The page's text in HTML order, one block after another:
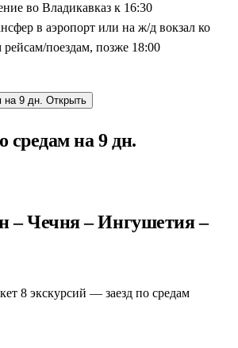
во Владикавказ к 16:30
в аэропорт или на ж/д вокзал ко
поездам, позже 18:00
на 9 дн. Открыть
средам на 9 дн.
– Чечня – Ингушетия –
8 экскурсий — заезд по средам